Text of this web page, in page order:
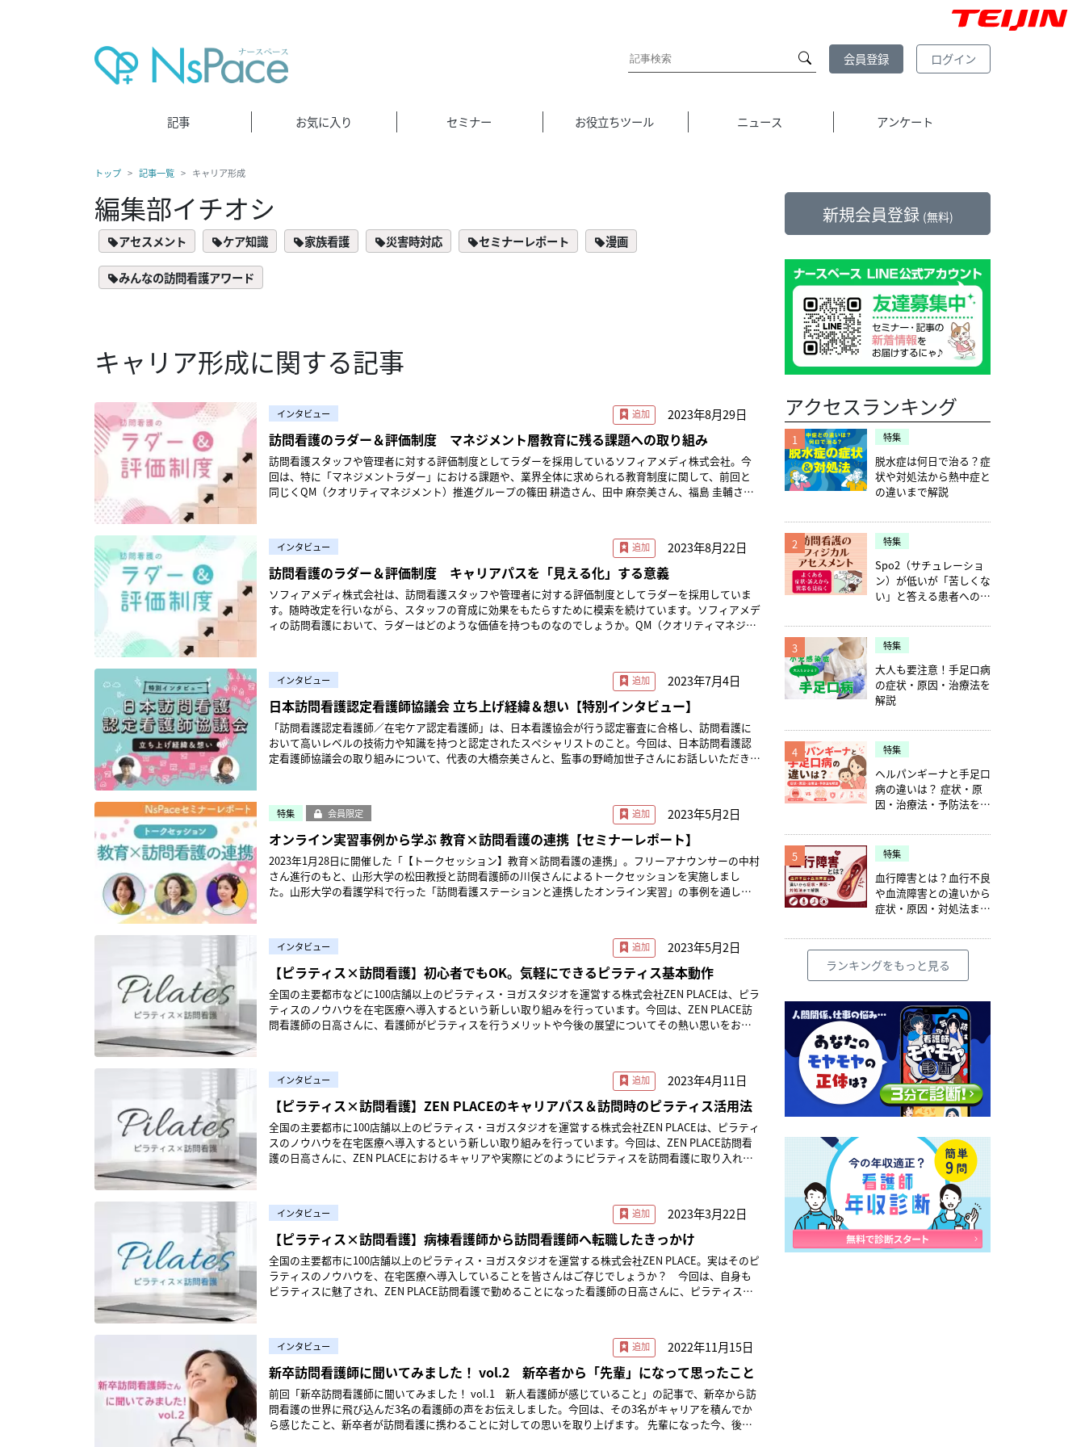
ログイン
会員登録
記事 お気に入り セミナー お役立ちツール ニュース アンケート
トップ 記事一覧 キャリア形成
編集部イチオシ
アセスメント ケア知識 家族看護 災害時対応 セミナーレポート 漫画
みんなの訪問看護アワード
キャリア形成に関する記事
インタビュー 2023年8月29日
訪問看護のラダー＆評価制度 マネジメント層教育に残る課題への取り組み
訪問看護スタッフや管理者に対する評価制度としてラダーを採用しているソフィアメディ株式会社。今
回は、特に「マネジメントラダー」における課題や、業界全体に求められる教育制度に関して、前回と
同じくQM（クオリティマネジメント）推進グループの篠田 耕造さん、田中 麻奈美さん、福島 圭輔さん
法人で、教育体制や業務プロセス・品質管理に携わりながら、MBA（経営管理学修士）・認定看護管理
者を取得。日本看護協会教育委員・学会企画、岐阜県看護協会副会長等を歴任。JNAラダー・教育システ
ム、管理者研修、医療経営セミナー講師などを行う。2022年よりソフィアメディ株式会社CQOに就任。
田中 麻奈美さん作業療法士歴21年、ソフィアメディに在籍して13年目となる。訪問看護ステーションで
従事していたが、産休・育休を機にキャリアチェンジし、バックオフィスの仕事も兼務。2020年よりQM
推進グループに所属。スタッフ全般の育成プログラム作成、ラダー体制の整備などを行う。福島 圭輔さ
ん理学療法士歴20年ほど。ソフィアメディには2013年に入社し、東京都大田区ステーション池上にてセ
ど、マネジメント層に対しての育成、研修などを担当。※本文中敬称略 ※本記事は、2023年5月の取材時
点の情報をもとに制作しています。 課題となるマネジメントラダーの作成 ─管理者に対する教育「マネ
ジメントラダー」について教えてください。 福島： 現在QM推進グループでは、マネジメントラダーの
作成も進めています。本来は全領域を網羅したラダーを一気に作成できるといいのですが、非常に難易
度が高いため、段階的に作成しています。まずは、新任管理者を対象としたものから着手しました。先
輩管理者から受けるOJTと、我々が作成するOff-JTが横軸で支援し、管理者を育成していきます。 また、
弊社のビジョン、ミッションを達成するため、「管理者としてあるべき姿」の要件を挙げています。その
メントラダーとして構築しました。 篠田：20代後半から30代前半の経験の浅い若手管理者がスタッフの
育成や評価を行うのは、やはりハードルが高いものです。しかし、指定訪問看護事業所として、管理者が
従業員の資質向上や研修の機会を確保する必要があり、新任管理者であっても育成・評価から事故・苦
情対応まで幅広い役割が求められます。ですから、まずは新任管理者層を重視して育成し、プログラム
についても現在作成している最中です。管理者育成の全体最適化はこれからですね。 QM推進グループ
打ち合わせの様子 縦軸と横軸でフォローを充実させていく ─Off-JTとOJTとも関わりがあるのですね。
れらを「縦軸」とし、バックオフィスは、マニュアルを充実させる・研修を行う・システムを整えると
いった「横軸」のフォローを行って、組織全体で新人管理者を支えるしくみを充実していきたいと考え
ています。いまが本格的に動き出した、というタイミングですね。 「QM推進グループで経験値の高い管
理者を地域に派遣する」という支援方法もありますが、我々が目指しているのはそのようなかたちでは
ありません。限られた人材でまわしていくのではなく、あくまでもステーションがあるそれぞれの地域
に近い指導者が活躍してくれるのが理想ではないかと考えています。地域の特性や属性などを理解して
いる人材を活かし、地域に根差すステーションをつくる、というところを目指したいんです。 全国的に
規模ではありません。全国にステーションを持つブランドとしてやるべきことは、そういった弱点とい
える部分を放置せず、しっかりと支えて育成すること、リードタイムを短くしていくことではないかと考
えています。もちろん、管理者以外のスタッフ育成やケアの質保証や向上に向けても整えていく予定で
す。 田中： たとえば、セラピストに関しても日本看護協会のラダーを参考にしながらラダーを作成して
います。ただ、やはり全国を見てもセラピストにラダーを導入している実例がないので、なかなか苦戦し
ています……。運用して、現場の声を集めながら進めていきたいと考えています。「訪問看護にマッチす
るセラピストとは」といった面についてもこれから追求していく必要がありますね。 業界の大きな課題
ね。ただ、高齢化社会の中で本当に生活を支えていく訪問看護はなくてはならないものであり、我々の
課題は業界全体の課題でもあるといえます。弊社がある意味先駆的に物差しと価値を示していき、経営基
盤を活かしてできることに取り組み責任を果たしていくことが必要、とも思うんです。 訪問看護は社会
的インフラとしてニーズが高まっている一方、経営は難しい実態があります。人員確保はするものの、
教育については「おいてけぼり」になっているのが今の状態です。実務に追われ、手が回らないんです
ね。このような事態を招かないためにも、弊社も、体系的な教育プログラムと併せて、大規模ステーシ
推進していきたいですね。 ─訪問看護には独特の教育が必要ですね。 篠田： そうです。病院とは異な
り、訪問看護は「人の生活の場」に入って行くので、そこで看護を行うにあたっての「意思決定支援」
と、その意思決定を支えるための「協働する力」がより重要になります。お客様の状況や家庭に合わせて
調整する力が高く求められます。また、訪問看護は継続的な日常の療養支援が必要であり、在宅療養者の
ニーズに応じて、医療や介護を包括的に提供できるよう調整することが求められます。当然、一律な介入
はあり得ませんので、事例を通して経験し、確実に次に繋げていくチームでの経験学習が大切になりま
すね。 そこが、ある意味では訪問看護の「醍醐味」ともいえます。本当の意味での「お客様本位」を考
インタビュー 2023年8月22日
訪問看護のラダー＆評価制度 キャリアパスを「見える化」する意義
ソフィアメディ株式会社は、訪問看護スタッフや管理者に対する評価制度としてラダーを採用していま
す。随時改定を行いながら、スタッフの育成に効果をもたらすために模索を続けています。ソフィアメデ
ィの訪問看護において、ラダーはどのような価値を持つものなのでしょうか。QM（クオリティマネジメ
新情報をご確認ください。 篠田 耕造さん／CQO（Chief Quality Officer）公立総合病院、専門病院、地
域包括ケアを行う法人で、教育体制や業務プロセス・品質管理に携わりながら、MBA（経営管理学修
士）・認定看護管理者を取得。日本看護協会教育委員・学会企画、岐阜県看護協会副会長等を歴任。JNA
ラダー・教育システム、管理者研修、医療経営セミナー講師などを行う。2022年よりソフィアメディ株
式会社CQOに就任。田中 麻奈美さん作業療法士歴21年、ソフィアメディに在籍して13年目となる。訪問
看護ステーションで従事していたが、産休・育休を機にキャリアチェンジし、バックオフィスの仕事も
兼務。2020年よりQM推進グループに所属。スタッフ全般の育成プログラム作成、ラダー体制の整備など
る。2020年にバックオフィスへ異動。2020年から1年間採用担当、2021年からQM推進グループに所属
し、管理者や主任など、マネジメント層に対しての育成、研修などを担当。※本文中敬称略 ※本記事
は、2023年5月の取材時点の情報をもとに制作しています。 ラダーの浸透が難しい訪問看護業界 ─病棟
を含め、「看護師のクリニカルラダー（日本看護協会版）」（JNAラダー）を見たことがある看護師は多
いと思いますが、2023年6月にはクリニカルラダーに代わる新しい指標も示されました。違いについて教
えてください。 篠田： もともと2016年に日本看護協会がラダーを開発した目的は、病院と高齢者施設・
訪問看護が地域完結型のシームレスな看看連携を目指す上で、双方に共通する基準をつくるということ
て目標を設定していました。 2023年の改定後の指標は「生涯学習」をテーマにしており、変化する社会
やニーズに合わせて、看護職が継続的な学習を主体的に取り組み、その能力の開発・維持・向上を図り
続けるための羅針盤として公開されました。看護職一人ひとりが看護職として活躍し続けるためには、
各自のライフイベントや価値観に応じて、仕事と生活の調和を図りながら自律的に学ぶことが求められ
ています。キャリア視点が加わったというイメージです。 ■看護師のラダーについて 2012年： 日本看護
協会「助産実践能力習熟段階（クリニカルラダー）」を公表2016年： 日本看護協会「看護師のクリニカ
られる「看護実践能力」と、それに基づく学習項目、看護実践能力習熟段階も掲載）を公表※「看護師
のクリニカルラダー（日本看護協会版）」に代わる指標参考：日本看護協会出版会「50年のあゆみ」
（https://www.jnapc.co.jp/50th/chronology.html） ―訪問看護において、ラダーはどの程度導入され
ているのでしょうか。 篠田： 訪問看護のラダー導入率は全国的に見ても低く、協会は看護師間・施設
間・地域間の切れ目のないケア提供を目指すためも、JNAラダーの浸透を推進していました。全国展開を
目指す弊社においても、業界全体の流れと同じくラダーの定着が急務となったんです。 弊社がまずベー
スとしたのは、JNAラダーと滋賀県看護協会で出している訪問看護師向けのステップアップシートです。
習熟段階』の公表に合わせて、我々も社内の評価システムをアップデートしているところです。 ─あり
がとうございます。皆さんは評価制度の検討を担当されていると伺っていますが、もう少し担当されて
いる業務の内容について教えてください。 福島： 私たちはQM推進グループに所属しており、そのグル
ープが受け持つ業務のうちのひとつが、従来のラダーを含む評価制度についての検討・改善です。 振り
返り面談の時だけに確認するような表面的な評価制度ではなく、日々の仕事に実際に活用できるか、と
いった点にも配慮しながら検討しています。現在は、研修をはじめとしたOff-JTだけでなく、どのように
して実践（OJT）にラダーや新人教育プログラムを組み込んでいくか、より実践的なものに仕上げられる
分けを行っているのですが、週1回のミーティングで全体進捗・部分進捗も確認しています。チーム内で
はミーティング以外に1on1も行っており、体調管理や日々の小さな疑問点などを解決していく時間とし
ています。 グループ内のオンラインミーティングの様子 新人をフォローする役割も持つ評価制度 ─評価
システムの内容について、具体的に教えてください。 田中： これまで弊社では、クリニカルラダーにキ
ャリアパス的要素を加えてアレンジし、「4つの力」ごとに採点が行われるような運用を行ってきまし
た。カテゴリごとの到達度をパーセンテージで算出し、レーダーチャートで実践能力が可視化されるよ
インタビュー 2023年7月4日
日本訪問看護認定看護師協議会 立ち上げ経緯＆想い【特別インタビュー】
「訪問看護認定看護師／在宅ケア認定看護師」は、日本看護協会が行う認定審査に合格し、訪問看護に
おいて高いレベルの技術力や知識を持つと認定されたスペシャリストのこと。今回は、日本訪問看護認
定看護師協議会の取り組みについて、代表の大橋奈美さんと、監事の野崎加世子さんにお話しいただきま
認定看護師制度が誕生し、訪問看護認定看護師は「在宅ケア認定看護師」に名称変更。また、これまで
は別途行っていた特定行為研修（※）が認定看護師制度に取り込まれることになりました。旧認定看護
師制度は2026年度で教育終了予定です（認定審査は2029年度までで終了）。 ※看護師が医師による手順
書により特定行為（診療の補助）を行う場合に特に必要とされる研修。在宅ケア認定看護師を目指す場
合、在宅・慢性期領域の特定行為（呼吸器、ろう孔管理、創傷管理、栄養及び水分管理に係る薬剤投与
関連）を学ぶ。 ○プロフィール大橋 奈美（おおはし なみ）さん／協議会代表理事看護学校卒業後、総合
病院等に勤務。2004年ハートフリーやすらぎ訪問看護ステーションに入職し、現在は常務理事。訪問看
看護師としての姿勢に感銘を受け、協議会へ。 野崎 加世子（のざき かよこ）さん／初代 協議会代表理事
＆現 監事看護学校卒業後、総合病院に勤務。岐阜県看護協会訪問看護ステーションの立ち上げから関わ
り、2023年3月末に定年退職。ステーション連絡協議会の会長職を10年以上歴任。岐阜県内で初めてナー
シングデイを開設する、高山市内唯一の医療福祉アドバイザーに就任するなどパイオニア的な存在。現
在「これからの在宅医療看護介護を考える会」の代表として活躍中。豊富な経験を基に訪問看護の魅力
を伝えており、講演依頼が絶えない。 ※文中敬称略 協議会の活動内容＆立ち上げ経緯 ―そもそも日本訪
問看護認定看護師協議会は、どんなことをしている団体なのでしょうか。 大橋： 日本訪問看護認定看護
宅ケアのスペシャリストである認定看護師は、重要な役割を担っています。認定看護師同士で情報交換
をしつつ自己研鑽を積み、地域包括ケアシステムの推進に貢献できるように日々活動しています。 ■日
本訪問看護認定看護師協議会 活動 日本訪問看護認定看護師協議会ホームページ
（https://jvncna.net/block_act/）より 当初は100名からのスタートでしたが、地道にネットワークを全
国に広げていき、現在では362名の仲間がいます。認定看護師同士の研修会・勉強会はもちろん、協議会
の外に向けても積極的に情報発信していますね。 例えば、2024年度の医療保険・介護保険の同時診療報
る団体・法人等からのお声がけに対しても積極的に協力しています。 ―どのような組織単位で活動して
いるのでしょうか。 大橋： まず、年2回の総会をはじめとした協議会全体としての活動があります。ま
た、地域特性もありますので、全国を大きく9ブロックに分けて地域単位の活動もしているんです。ブロ
ックごとに交流や研修会の開催、地域貢献活動の企画＆運営等も行っています。 ■日本訪問看護認定看
護師協議会の9ブロック 日本訪問看護認定看護師協議会ホームページ（https://jvncna.net/block_act/）
より ―ありがとうございます。2009年に協議会を設立されたとのことですが、初代 代表の野崎さんに、
当時の経緯を教えていただきたいです。 野崎： はい。私は日本訪問看護財団の訪問看護認定看護師 教育
定看護師の役割である実践・相談・指導をどう進めるべきか、悩みました。 ※日本訪問看護財団の認定
看護師教育課程（訪問看護）は2021年度より閉講。 そこで教育課程時代の恩師に相談したところ、団体
（協議会）を作ることをすすめていただき、「あなたが代表ね！」と言われたんです（笑）。そういっ
たきっかけで協議会を設立し、活動をさらに充実させるために2014年に一般社団法人化。今は大橋さん
に代表をバトンタッチしたという経緯です。会員も当時の3倍以上になり、ずいぶん仲間が増えました
ね！ ―設立するにあたり、認定看護師さんたちや関係各所の方にはどのように声掛けをしていったので
しょうか。 野崎： すべての認定看護師の教育課程拠点に順次説明をしにいき、「在宅療養者が望むよう
特集 会員限定 2023年5月2日
オンライン実習事例から学ぶ 教育×訪問看護の連携【セミナーレポート】
2023年1月28日に開催した「【トークセッション】教育×訪問看護の連携」。フリーアナウンサーの中村
さん進行のもと、山形大学の松田教授と訪問看護師の川俣さんによるトークセッションを実施しまし
た。山形大学の看護学科で行った「訪問看護ステーションと連携したオンライン実習」の事例を通し、
師】松田 友美 さん山形大学大学院医学系研究科看護学専攻 在宅看護学分野 教授川俣 沙織 さん山形県訪
問看護ステーション連絡協議会 副会長訪問看護ステーションにこ 管理者【ファシリテーター】中村 優子
さんフリーアナウンサー。著名人のYouTubeチャンネル運営、著者インタビューなどを多数手がける※
本文中敬称略 オンライン実習で知識と考える力をつける 中村：川俣さんが管理者を務める「訪問看護ス
テーションにこ」が山形大学看護学科の在宅看護オンライン実習（以下「オンライン実習」） に協力さ
れたきっかけは、松田先生からのお声がけだったと伺っています。依頼された経緯について教えてくだ
さい。 松田：コロナ禍で在宅看護実習をすべて中止せざるをえなくなり、川俣さんに藁にもすがる思い
し、スタッフの協力のもと、現場と学生さんをオンラインで繋いで「同行しているような実習」を行う
ことになりました。 松田：オンラインではどうしても実際に体験することは難しいですが、訪問看護の
重要な視点を事前学習した上で実習を行うことによって、知識とそれを使う思考回路が鍛えられまし
た。技術は社会人になってからでも磨けるけれど、知識や考える力を養うのは学生のうちでないとなか
なかできないので、とても良い内容だったと思っています。 実習で訪問看護の力、あり方が伝わった 中
村：実際にオンライン実習を受講した学生のみなさんの反応はいかがでしたか？ 松田：学生たちの反応
は、予想以上に良いものでした。まず、実習はできないだろうと諦めていたのに、現場を見られたこと
する様子を見て、生の声を聞いて、どういうことか理解できた、と。 川俣：複数の学生さんが同じ利用
者さんに複数のスタッフが関わるようにしています。利用者さんは「多面体」なので、複数人で関わった
ほうが気づきを得られると考えているからです。そして、その結果をもとに、どういう方針で看護をして
いくかチームで考えます。 今回のオンライン実習では、学生さんたちに、その過程と似たような体験を
してもらえました。お互いに意見を交換する中で、「ほかの人はそう考えるんだな」という、他者の視
える経験になったのではないでしょうか。 松田：そうですね。学生からも、「ほかの人から自分では思
いつかない意見が聞けて勉強になった」「信頼関係の築き方の多様性を学べた」といった声が寄せられ
ました。 新卒で訪問看護に携わる道もつくりたい 中村：オンライン実習の取り組みを経ての今後の展望
について教えてください。 川俣：オンライン実習は臨地実習の代替ではなく、演習と臨地実習の間に挟
むことで、学びを効率的に補完できる可能性があると評価しています。コロナ禍に限らず、よりよい形を
模索しながら継続できればと思っています。 松田：卒業生に対するアンケートで「どんな教育が今役に
立っていると感じるか」という質問をしたところ、「在宅看護のオンライン実習」と答えてくれる学生
インタビュー 2023年5月2日
【ピラティス×訪問看護】初心者でもOK。気軽にできるピラティス基本動作
全国の主要都市などに100店舗以上のピラティス・ヨガスタジオを運営する株式会社ZEN PLACEは、ピラ
ティスのノウハウを在宅医療へ導入するという新しい取り組みを行っています。今回は、ZEN PLACE訪
問看護師の日高さんに、看護師がピラティスを行うメリットや今後の展望についてその熱い思いをお伺
護】ZEN PLACE のキャリアパス＆訪問時のピラティス活用法 日高 優（ひだか ゆう）2008年より急性
期病院での看護師（ICUや救急外来など）を経て、2020年よりZEN PLACE訪問看護ステーションにて勤
務。病院勤務時代にピラティスのインストラクターコースを修了。カウンセリング技術を学び、SNSを
通して看護師に自分と向き合うことの大切さを発信している。ZEN PLACE訪問看護ウェルビーイング創
造のリーディングカンパニーであるZEN PLACEが運営する訪問看護ステーション。ピラティスの技術を
医療や介護の場に用い、働くスタッフから利用者様すべての人が心身ともに健康で豊かな人生が歩める
ことを目指している。「したい看護をするのではなく利用者様とご家族が望む生活のサポートをするこ
っていきます。利用者さんの心身に良いことはもちろん、自分自身のケアにも使えます。看護師は「大
変」「つらい」というイメージがありますし、離職率も高いですよね。まずは自分が満たされないと、
「サポートしたい」という気持ちは生まれづらくなると思うんです。「看護が楽しい」と思える人を増
やすためのひとつの手段として、ピラティスはとても良いのではないかと思っています。 私も、ピラテ
ィスを始めてから自分を俯瞰して見られるようになり、余裕が出てきました。自分が感情的になってい
る時にすぐに気づき、落ち着いて対応ができるようになったと思います。「これは私個人の感情だな」
「ここは対話が必要だな」「私はここができないけれど、ここはできている」という感じで。そうなって
ですね。特に訪問看護師になってから、「やらないといけない」「できないとダメ」という自分自身の
先」という考えも強かったんです。そうなってくると、「○か×」あるいは「100か0」という考えに囚
われやすいですし、命を預かっている以上、できない自分や周りの人たちを許せない。新人の看護師に
対して「なんでできないの？」というネガティブな言葉を投げる人が多かったり、自分を責めて離職に
つながってしまったりします。患者さんに対してもそうですね。例えば、処方した薬を飲んでいなかっ
インタビュー 2023年4月11日
【ピラティス×訪問看護】ZEN PLACEのキャリアパス＆訪問時のピラティス活用法
全国の主要都市に100店舗以上のピラティス・ヨガスタジオを運営する株式会社ZEN PLACEは、ピラティ
スのノウハウを在宅医療へ導入するという新しい取り組みを行っています。今回は、ZEN PLACE訪問看
護の日高さんに、ZEN PLACEにおけるキャリアや実際にどのようにピラティスを訪問看護に取り入れて
など）を経て、2020年よりZEN PLACE訪問看護ステーションにて勤務。病院勤務時代にピラティスのイ
ンストラクターコースを修了。カウンセリング技術を学び、SNSを通して看護師に自分と向き合うこと
の大切さを発信している。ZEN PLACE訪問看護ウェルビーイング創造のリーディングカンパニーである
ZEN PLACEが運営する訪問看護ステーション。ピラティスの技術を医療や介護の場に用い、働くスタッ
フから利用者様すべての人が心身ともに健康で豊かな人生が歩めることを目指している。「したい看護
をするのではなく利用者様とご家族が望む生活のサポートをすること」がモットー。 スタッフのニーズ
に合わせたピラティス研修 ―ZEN PLACEでの研修やキャリアについてお聞かせください。入職してから
スを学び将来的に職務に活かそうとするスタッフもいて、さまざまですね。実際に入職してから資格を
取っている人もいますよ。 ZEN PLACEでは、WE（Wholebody Educator）と呼ばれるスタジオのスタッ
フが、訪問看護師向けに理念やピラティスの概要説明を行う研修があります。興味を持ちピラティスの
資格を取りたいと思った場合は、養成コースに通うこともできるんです。 以前は、インストラクターと
両立している看護師や理学療法士がいたこともありますね。現在は、基本的に訪問看護をしたいのであ
れば看護師としてステーションに所属し、スタジオでピラティスを教えるインストラクターになりたい
場合はスタジオに所属するというパターンが多いです。 ピラティスを取り入れた訪問看護とは？ ―実
インタビュー 2023年3月22日
【ピラティス×訪問看護】病棟看護師から訪問看護師へ転職したきっかけ
全国の主要都市に100店舗以上のピラティス・ヨガスタジオを運営する株式会社ZEN PLACE。実はそのピ
ラティスのノウハウを、在宅医療へ導入していることを皆さんはご存じでしょうか？ 今回は、自身も
ピラティスに魅了され、ZEN PLACE訪問看護で勤めることになった看護師の日高さんに、ピラティスの
勤務時代にピラティスのインストラクターコースを修了。カウンセリング技術を学び、SNSを通して看
護師に自分と向き合うことの大切さを発信している。ZEN PLACE訪問看護心身ケアと未病のリーディン
グカンパニーであるZEN PLACEが運営する訪問看護ステーション。ピラティスの技術を医療や介護の場
に用い、働くスタッフから利用者様すべての人が心身ともに健康で豊かな人生が歩めることを目指して
いる。「したい看護をするのではなく利用者様とご家族が望む生活のサポートをすること」がモット
ー。 ピラティスを追いかけて訪問看護の道へ ―病棟勤務時代にピラティスにご興味を持たれたようです
が、きっかけを教えてください。 私は元々ダンスが好きで、病棟看護師をしながらジャズダンスのイン
インタビュー 2022年11月15日
新卒訪問看護師に聞いてみました！ vol.2 新卒者から「先輩」になって思ったこと
前回「新卒訪問看護師に聞いてみました！ vol.1 新人看護師が感じていること」の記事で、新卒から訪
問看護の世界に飛び込んだ3名の看護師の声をお伝えしました。今回は、その3名がキャリアを積んでか
ら感じたこと、新卒者が訪問看護に携わることに対しての思いを取り上げます。 先輩になった今、後輩
新規会員登録 (無料)
アクセスランキング
1 特集
脱水症は何日で治る？症
状や対処法から熱中症と
の違いまで解説
2 特集
Spo2（サチュレーショ
ン）が低いが「苦しくな
い」と答える患者への確
3 特集
大人も要注意！手足口病
の症状・原因・治療法を
解説
4 特集
ヘルパンギーナと手足口
病の違いは？ 症状・原
因・治療法・予防法を解
5 特集
血行障害とは？血行不良
や血流障害との違いから
症状・原因・対処法まで
ランキングをもっと見る